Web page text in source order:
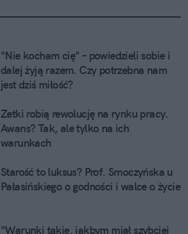
"Nie kocham cię" – powiedzieli sobie i
dalej żyją razem. Czy potrzebna nam
jest dziś miłość?
Zetki robią rewolucję na rynku pracy.
Awans? Tak, ale tylko na ich
warunkach
Starość to luksus? Prof. Smoczyńska u
Pałasińskiego o godności i walce o życie
"Warunki takie, jakbym miał szybciej